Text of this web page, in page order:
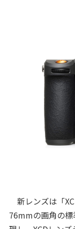
新レンズは「
76mmの画角の